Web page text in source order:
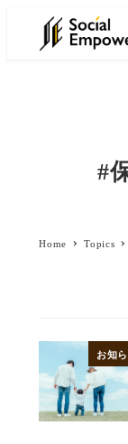
#
Home Topics
お知